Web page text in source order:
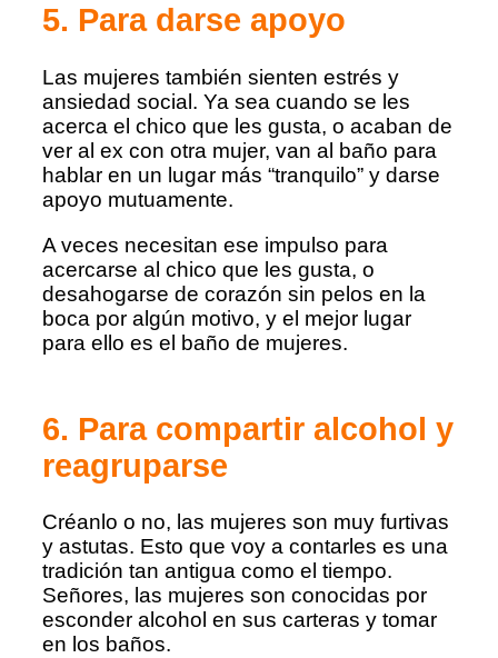
5. Para darse apoyo
Las mujeres también sienten estrés y
ansiedad social. Ya sea cuando se les
acerca el chico que les gusta, o acaban de
ver al ex con otra mujer, van al baño para
hablar en un lugar más “tranquilo” y darse
apoyo mutuamente.
A veces necesitan ese impulso para
acercarse al chico que les gusta, o
desahogarse de corazón sin pelos en la
boca por algún motivo, y el mejor lugar
para ello es el baño de mujeres.
6. Para compartir alcohol y
reagruparse
Créanlo o no, las mujeres son muy furtivas
y astutas. Esto que voy a contarles es una
tradición tan antigua como el tiempo.
Señores, las mujeres son conocidas por
esconder alcohol en sus carteras y tomar
en los baños.